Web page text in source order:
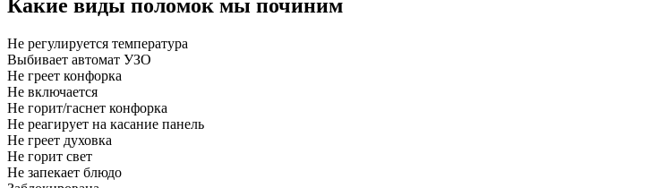
Какие виды поломок мы починим
Не регулируется температура
Выбивает автомат УЗО
Не греет конфорка
Не включается
Не горит/гаснет конфорка
Не реагирует на касание панель
Не греет духовка
Не горит свет
Не запекает блюдо